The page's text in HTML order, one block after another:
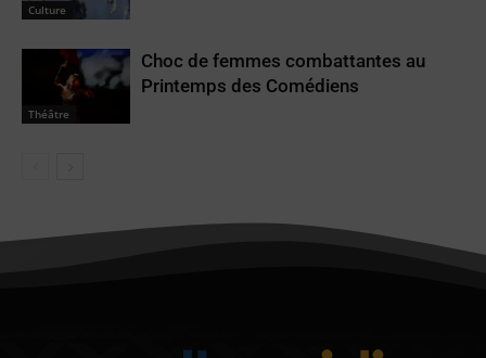
Culture
Théâtre
Choc de femmes combattantes au
Printemps des Comédiens